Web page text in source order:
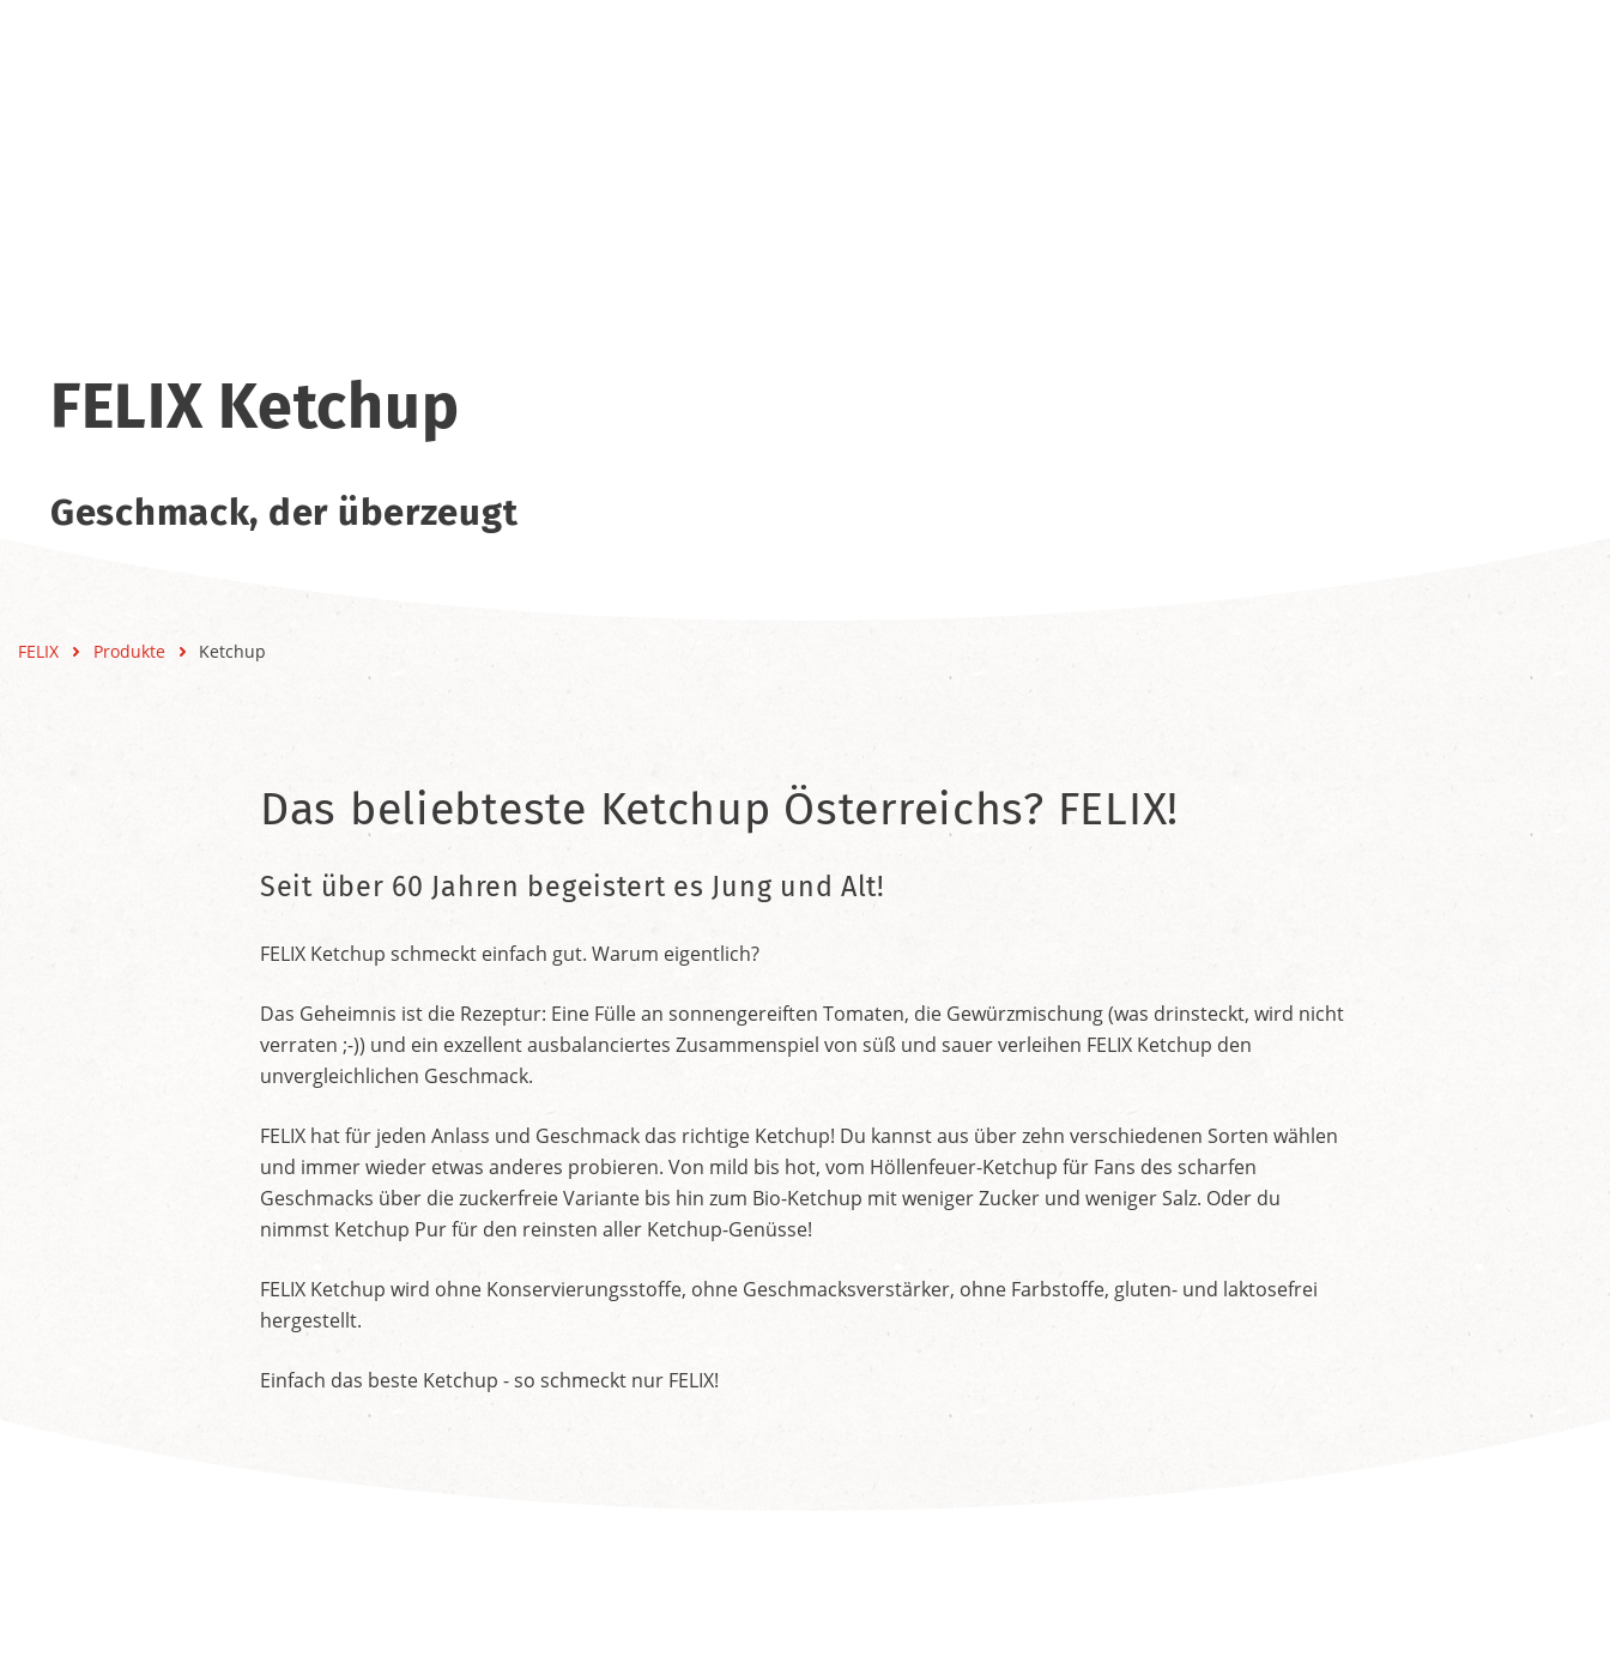
FELIX Ketchup
Geschmack, der überzeugt
FELIX Produkte Ketchup
Das beliebteste Ketchup Österreichs? FELIX!
Seit über 60 Jahren begeistert es Jung und Alt!
FELIX Ketchup schmeckt einfach gut. Warum eigentlich?
Das Geheimnis ist die Rezeptur: Eine Fülle an sonnengereiften Tomaten, die Gewürzmischung (was drinsteckt, wird nicht
verraten ;-)) und ein exzellent ausbalanciertes Zusammenspiel von süß und sauer verleihen FELIX Ketchup den
unvergleichlichen Geschmack.
FELIX hat für jeden Anlass und Geschmack das richtige Ketchup! Du kannst aus über zehn verschiedenen Sorten wählen
und immer wieder etwas anderes probieren. Von mild bis hot, vom Höllenfeuer-Ketchup für Fans des scharfen
Geschmacks über die zuckerfreie Variante bis hin zum Bio-Ketchup mit weniger Zucker und weniger Salz. Oder du
nimmst Ketchup Pur für den reinsten aller Ketchup-Genüsse!
FELIX Ketchup wird ohne Konservierungsstoffe, ohne Geschmacksverstärker, ohne Farbstoffe, gluten- und laktosefrei
hergestellt.
Einfach das beste Ketchup - so schmeckt nur FELIX!